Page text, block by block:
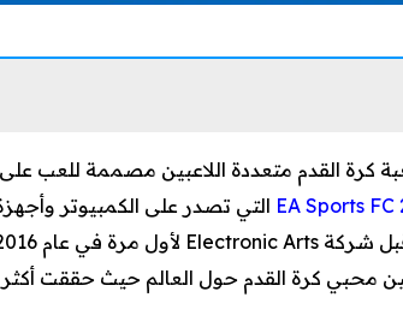
كرة القدم متعددة اللاعبين مصممة للعب على
EA Sports FC